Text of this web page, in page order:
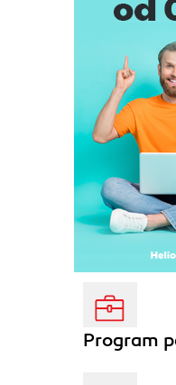
Program